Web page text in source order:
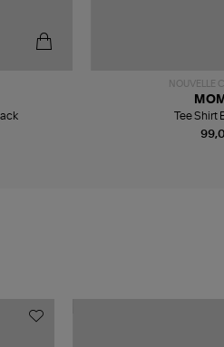
NOUVELLE
Tee Shirt